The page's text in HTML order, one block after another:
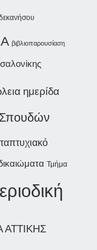
βιβλιοπαρουσίαση
ημερίδα
Τμήμα